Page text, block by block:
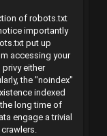
of robots.txt
importantly
put up
accessing your
either
the "noindex"
indexed
long time of
engage a trivial